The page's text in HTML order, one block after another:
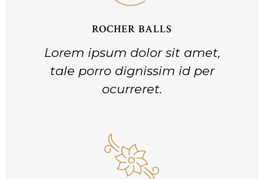
ROCHER BALLS
Lorem ipsum dolor sit amet,
tale porro dignissim id per
ocurreret.